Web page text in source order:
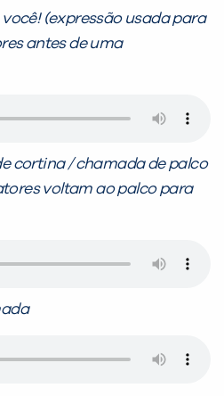
(expressão usada para
antes de uma
cortina / chamada de palco
voltam ao palco para